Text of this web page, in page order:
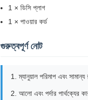
1 × ডিসি প্লাগ
1 × পাওয়ার কর্ড
গুরুত্বপূর্ণ নোট
1. ম্যানুয়াল পরিমাপ এবং
2. আলো এবং পর্দার পার্থক্যের